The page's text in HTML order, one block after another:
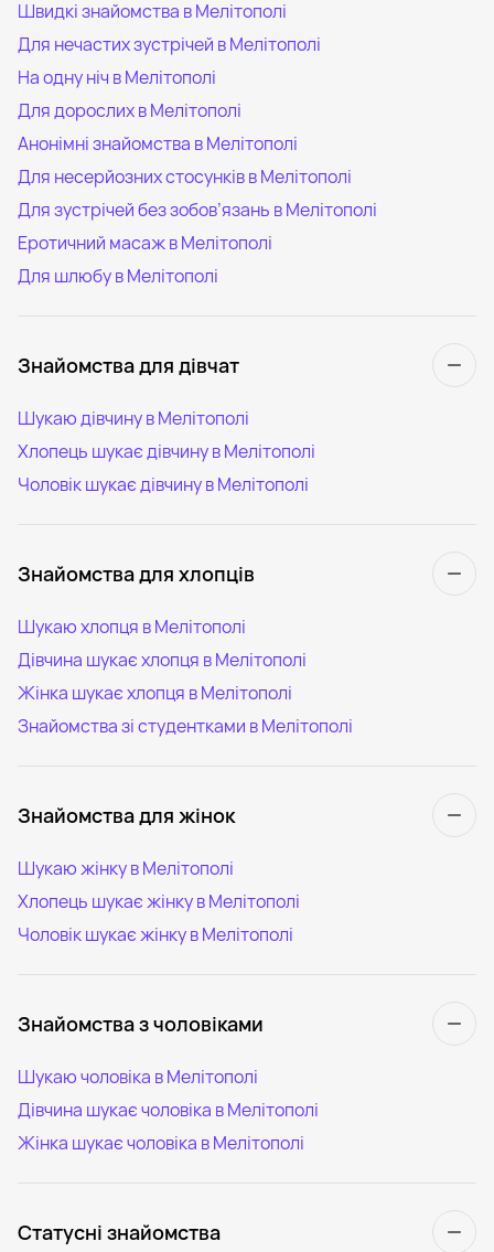
Швидкі знайомства в Мелітополі
Для нечастих зустрічей в Мелітополі
На одну ніч в Мелітополі
Для дорослих в Мелітополі
Анонімні знайомства в Мелітополі
Для несерйозних стосунків в Мелітополі
Для зустрічей без зобов’язань в Мелітополі
Еротичний масаж в Мелітополі
Для шлюбу в Мелітополі
Знайомства для дівчат
Шукаю дівчину в Мелітополі
Хлопець шукає дівчину в Мелітополі
Чоловік шукає дівчину в Мелітополі
Знайомства для хлопців
Шукаю хлопця в Мелітополі
Дівчина шукає хлопця в Мелітополі
Жінка шукає хлопця в Мелітополі
Знайомства зі студентками в Мелітополі
Знайомства для жінок
Шукаю жінку в Мелітополі
Хлопець шукає жінку в Мелітополі
Чоловік шукає жінку в Мелітополі
Знайомства з чоловіками
Шукаю чоловіка в Мелітополі
Дівчина шукає чоловіка в Мелітополі
Жінка шукає чоловіка в Мелітополі
Статусні знайомства